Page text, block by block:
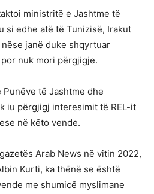
ministritë e Jashtme të
si edhe atë të Tunizisë, Irakut
janë duke shqyrtuar
nuk mori përgjigje.
të Jashtme dhe
iu përgjigj interesimit të REL-it
në këto vende.
Arab News në vitin 2022,
Kurti, ka thënë se është
me shumicë myslimane